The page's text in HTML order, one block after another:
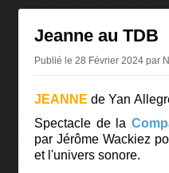
Jeanne au TDB
Publié le 28 Février 2024 par
JEANNE de Yan
Spectacle de la
par Jérôme Wackiez
et l'univers sonore.